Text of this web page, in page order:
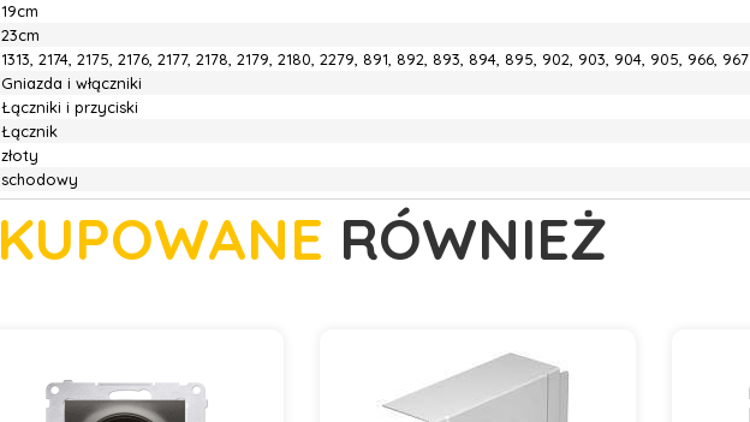
19cm
23cm
1313, 2174, 2175, 2176, 2177, 2178, 2179, 2180, 2279, 891, 892, 893, 894, 895, 902, 903, 904, 905, 966, 967
Gniazda i włączniki
Łączniki i przyciski
Łącznik
złoty
schodowy
KUPOWANE RÓWNIEŻ